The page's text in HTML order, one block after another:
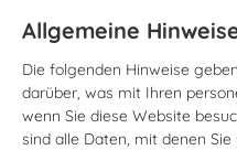
Allgemeine
Die folgenden Hinweise
darüber, was mit Ihren
wenn Sie diese Website
sind alle Daten, mit denen